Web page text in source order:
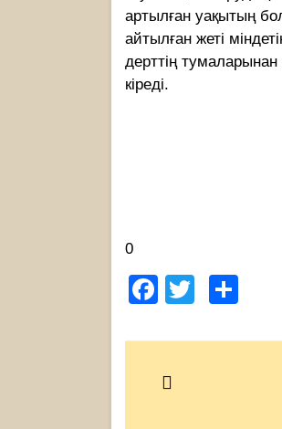
артылған уақытың
айтылған жеті
дерттің
кіреді.
0
Facebook
Twitter
navigation